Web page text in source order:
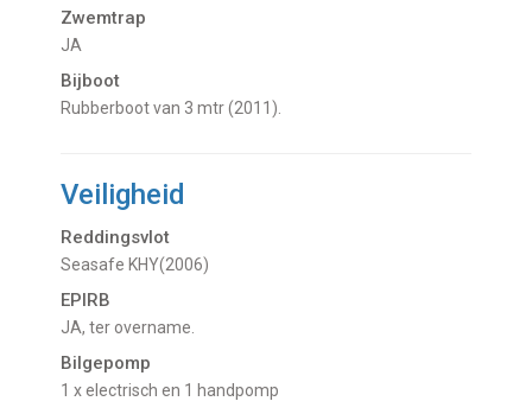
Zwemtrap
JA
Bijboot
Rubberboot van 3 mtr (2011).
Veiligheid
Reddingsvlot
Seasafe KHY(2006)
EPIRB
JA, ter overname.
Bilgepomp
1 x electrisch en 1 handpomp